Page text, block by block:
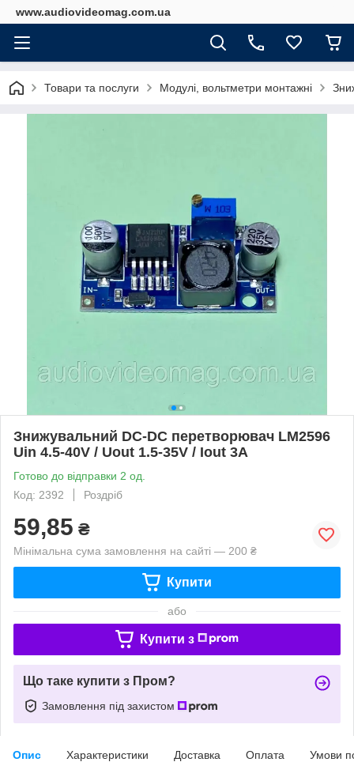
www.audiovideomag.com.ua
Товари та послуги Модулі, вольтметри монтажні
Знижувальний DC-DC перетворювач LM2596
Uin 4.5-40V / Uout 1.5-35V / Iout 3A
Готово до відправки 2 од.
Код: 2392
Роздріб
59,85 ₴
Мінімальна сума замовлення на сайті — 200 ₴
Купити
або
Купити з
Що таке купити з Пром?
Замовлення під захистом
Опис Характеристики Доставка Оплата Умови